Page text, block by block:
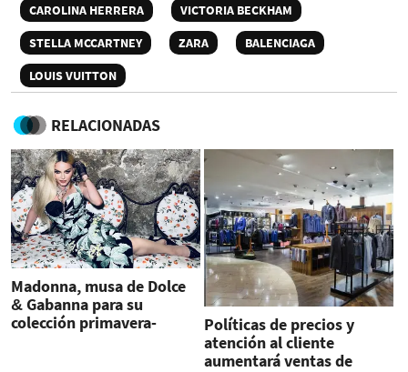
CAROLINA HERRERA
VICTORIA BECKHAM
STELLA MCCARTNEY
ZARA
BALENCIAGA
LOUIS VUITTON
RELACIONADAS
Madonna, musa de Dolce
& Gabanna para su
colección primavera-
Políticas de precios y
atención al cliente
aumentará ventas de